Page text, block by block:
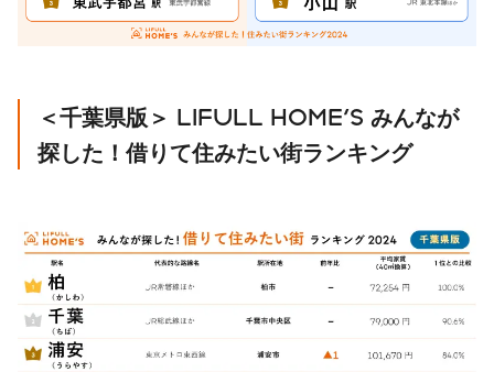
＜千葉県版＞ LIFULL HOME'S みんなが
探した！借りて住みたい街ランキング